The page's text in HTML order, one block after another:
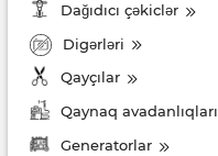
Dağıdıcı çəkiclər
Digərləri
Qayçılar
Qaynaq avadanlıqları
Generatorlar